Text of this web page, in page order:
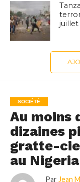
juillet
SOCIÉTÉ
Au moins
dizaines
gratte-
au Nigeria
Par Jean